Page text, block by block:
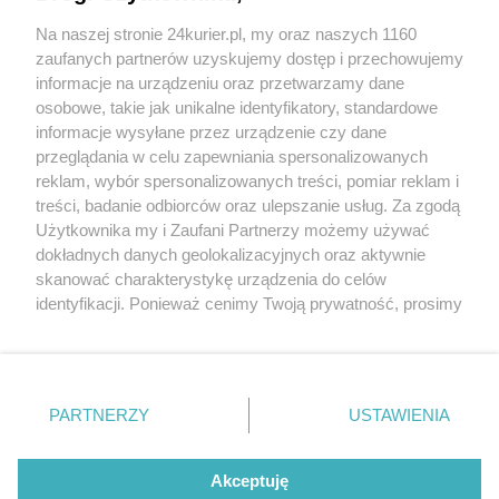
Potrącona 9-latka
Mężczyzna w stanie ciężkim. Winne słuchawki?
POGODA
26℃
Zobacz prognozę na 3 dni
Copyright © 2022 Kurier Szczeciński sp. z o.o.
Wszelkie prawa zastrzeżone
Nota wydawnicza
Nota prawna
Na naszej stronie 24kurier.pl, my oraz naszych 1160
zaufanych partnerów uzyskujemy dostęp i przechowujemy
informacje na urządzeniu oraz przetwarzamy dane
osobowe, takie jak unikalne identyfikatory, standardowe
informacje wysyłane przez urządzenie czy dane
przeglądania w celu zapewniania spersonalizowanych
reklam, wybór spersonalizowanych treści, pomiar reklam i
treści, badanie odbiorców oraz ulepszanie usług. Za zgodą
Użytkownika my i Zaufani Partnerzy możemy używać
dokładnych danych geolokalizacyjnych oraz aktywnie
skanować charakterystykę urządzenia do celów
identyfikacji. Ponieważ cenimy Twoją prywatność, prosimy
prywatności znajdujący się w lewym dolnym rogu strony
. Niektóre rodzaje przetwarzania danych nie wymagają
takiemu przetwarzaniu. Preferencje będą miały
PARTNERZY USTAWIENIA
Akceptuję